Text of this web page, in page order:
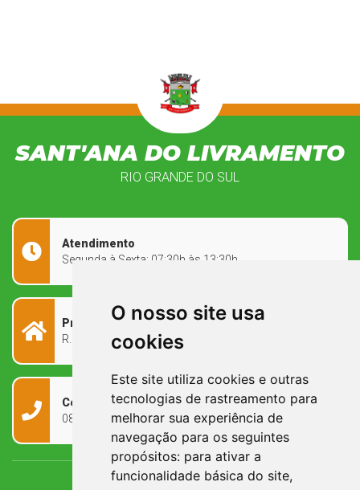
O nosso site usa
cookies
Este site utiliza cookies e outras
tecnologias de rastreamento para
melhorar sua experiência de
navegação para os seguintes
propósitos: para ativar a
funcionalidade básica do site,
SANT'ANA DO LIVRAMENTO
RIO GRANDE DO SUL
Atendimento
Segunda à Sexta: 07:30h às 13:30h
Prefeitura Municipal
R. Rivadávia Corrêa, 858 - Centro - RS, 97573-010
Contato
0800 090 2050